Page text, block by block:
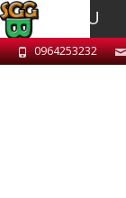
0964253232
MENU